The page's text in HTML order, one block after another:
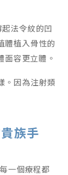
法令紋的凹
體植入骨性的
面容更立體。
。因為注射類
族手
一個療程都